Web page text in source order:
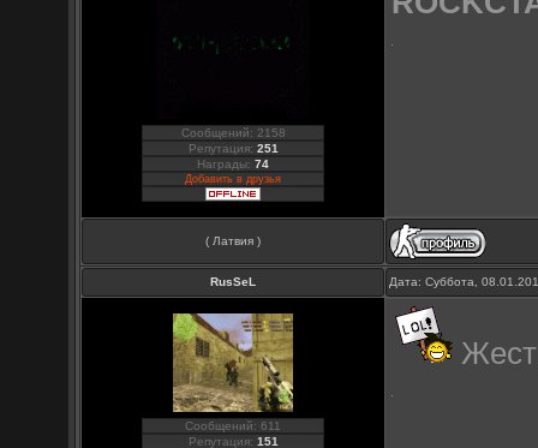
Сообщений: 2158
Репутация: 251
Награды:74
Добавить в друзья
( Латвия )
RusSeL Дата: Суббота,
Сообщений: 611
Репутация: 151